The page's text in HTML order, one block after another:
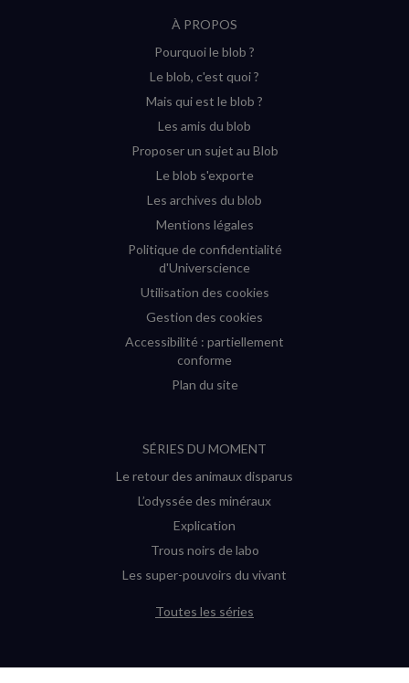
Instagram
(nouvelle
sur
Facebook
(nouvelle
À PROPOS
Pourquoi le blob ?
Le blob, c'est quoi ?
Mais qui est le blob ?
Les amis du blob
Proposer un sujet au Blob
Le blob s'exporte
Les archives du blob
Mentions légales
Politique de confidentialité
d'Universcience
Utilisation des cookies
Gestion des cookies
Accessibilité : partiellement
conforme
Plan du site
SÉRIES DU MOMENT
Le retour des animaux disparus
L’odyssée des minéraux
Explication
Trous noirs de labo
Les super-pouvoirs du vivant
Toutes les séries